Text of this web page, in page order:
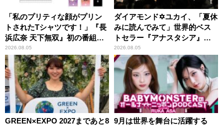
「私のプリティな顔がプリン
トされたTシャツです！」『長
浜広奈 天下無双』初の番組グ
ッズ発売
2026.08.05
ダイアモンド✡ユカイ、「夏休
みに読んでみて」世界的ベス
トセラー『アナスタシア』を
紹介
2026.08.05
GREEN×EXPO 2027まであと8 9月は世界を舞台に活躍する